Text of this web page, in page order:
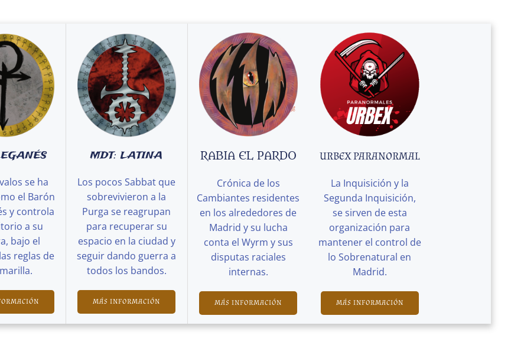
se ha
el Barón
y controla
a su
bajo el
reglas de
MDT: LATINA
Los pocos Sabbat que
sobrevivieron a la
Purga se reagrupan
para recuperar su
espacio en la ciudad y
seguir dando guerra a
todos los bandos.
MÁS INFORMACIÓN
RABIA EL PARDO
Crónica de los
Cambiantes residentes
en los alrededores de
Madrid y su lucha
conta el Wyrm y sus
disputas raciales
internas.
MÁS INFORMACIÓN
URBEX PARANORMAL
La Inquisición y la
Segunda Inquisición,
se sirven de esta
organización para
mantener el control de
lo Sobrenatural en
Madrid.
MÁS INFORMACIÓN